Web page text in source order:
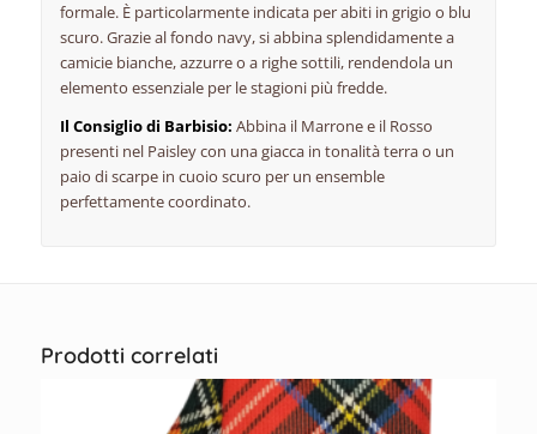
formale. È particolarmente indicata per abiti in grigio o blu
scuro. Grazie al fondo navy, si abbina splendidamente a
camicie bianche, azzurre o a righe sottili, rendendola un
elemento essenziale per le stagioni più fredde.
Il Consiglio di Barbisio: Abbina il Marrone e il Rosso
presenti nel Paisley con una giacca in tonalità terra o un
paio di scarpe in cuoio scuro per un ensemble
perfettamente coordinato.
Prodotti correlati